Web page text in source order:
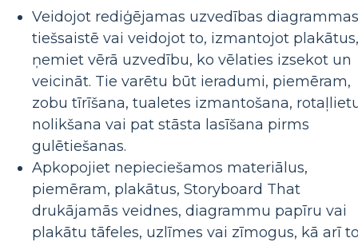
Veidojot rediģējamas uzvedības diagrammas
tiešsaistē vai veidojot to, izmantojot plakātus,
ņemiet vērā uzvedību, ko vēlaties izsekot un
veicināt. Tie varētu būt ieradumi, piemēram,
zobu tīrīšana, tualetes izmantošana,
nolikšana vai pat stāsta lasīšana pirms
gulētiešanas.
Apkopojiet nepieciešamos materiālus,
piemēram, plakātus, Storyboard That
drukājamās veidnes, diagrammu papīru vai
plakātu tāfeles, uzlīmes vai zīmogus, kā arī